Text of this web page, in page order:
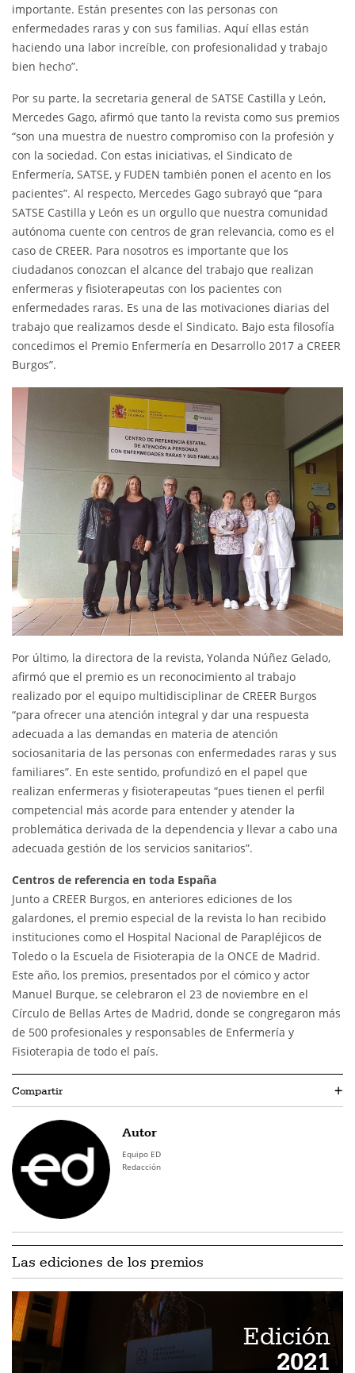
importante. Están presentes con las personas con
enfermedades raras y con sus familias. Aquí ellas están
haciendo una labor increíble, con profesionalidad y trabajo
bien hecho”.
Por su parte, la secretaria general de SATSE Castilla y León,
Mercedes Gago, afirmó que tanto la revista como sus premios
“son una muestra de nuestro compromiso con la profesión y
con la sociedad. Con estas iniciativas, el Sindicato de
Enfermería, SATSE, y FUDEN también ponen el acento en los
pacientes”. Al respecto, Mercedes Gago subrayó que “para
SATSE Castilla y León es un orgullo que nuestra comunidad
autónoma cuente con centros de gran relevancia, como es el
caso de CREER. Para nosotros es importante que los
ciudadanos conozcan el alcance del trabajo que realizan
enfermeras y fisioterapeutas con los pacientes con
enfermedades raras. Es una de las motivaciones diarias del
trabajo que realizamos desde el Sindicato. Bajo esta filosofía
concedimos el Premio Enfermería en Desarrollo 2017 a CREER
Burgos”.
Por último, la directora de la revista, Yolanda Núñez Gelado,
afirmó que el premio es un reconocimiento al trabajo
realizado por el equipo multidisciplinar de CREER Burgos
“para ofrecer una atención integral y dar una respuesta
adecuada a las demandas en materia de atención
sociosanitaria de las personas con enfermedades raras y sus
familiares”. En este sentido, profundizó en el papel que
realizan enfermeras y fisioterapeutas “pues tienen el perfil
competencial más acorde para entender y atender la
problemática derivada de la dependencia y llevar a cabo una
adecuada gestión de los servicios sanitarios”.
Centros de referencia en toda España
Junto a CREER Burgos, en anteriores ediciones de los
galardones, el premio especial de la revista lo han recibido
instituciones como el Hospital Nacional de Parapléjicos de
Toledo o la Escuela de Fisioterapia de la ONCE de Madrid.
Este año, los premios, presentados por el cómico y actor
Manuel Burque, se celebraron el 23 de noviembre en el
Círculo de Bellas Artes de Madrid, donde se congregaron más
de 500 profesionales y responsables de Enfermería y
Fisioterapia de todo el país.
Compartir +
Autor
Equipo ED
Redacción
Las ediciones de los premios
Edición
2021